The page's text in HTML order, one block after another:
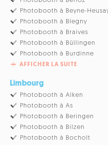
Photobooth à Beyne-
Photobooth à Blegny
Photobooth à Braives
Photobooth à Büllingen
Photobooth à Burdinne
AFFICHER LA SUITE
Limbourg
Photobooth à Alken
Photobooth à As
Photobooth à Beringen
Photobooth à Bilzen
Photobooth à Bocholt